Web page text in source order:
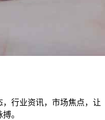
行业资讯，市场焦点，让
。